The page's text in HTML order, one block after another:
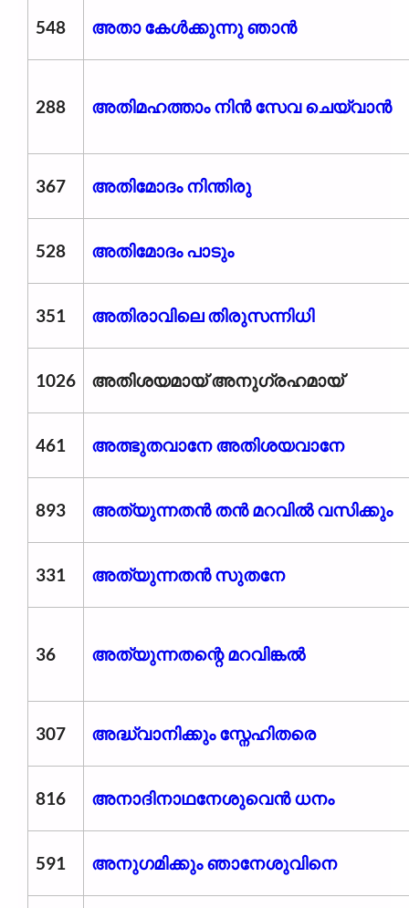
548 അതാ കേൾക്കുന്നു ഞാൻ
288 അതിമഹത്താം നിന്‍ സേവ ചെയ്വാന്‍
367 അതിമോദം നിന്തിരു
528 അതിമോദം പാടും
351 അതിരാവിലെ തിരുസന്നിധി
1026 അതിശയമായ് അനുഗ്രഹമായ്
461 അത്ഭുതവാനേ അതിശയവാനേ
893 അത്യുന്നതൻ തൻ മറവിൽ വസിക്കും
331 അത്യുന്നതൻ സുതനേ
36 അത്യുന്നതന്റെ മറവിങ്കല്‍
307 അദ്ധ്വാനിക്കും സ്നേഹിതരെ
816 അനാദിനാഥനേശുവെൻ ധനം
591 അനുഗമിക്കും ഞാനേശുവിനെ